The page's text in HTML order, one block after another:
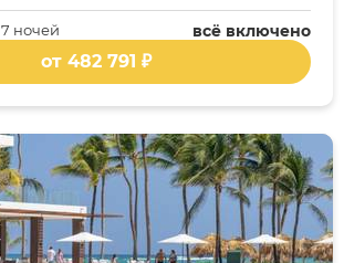
всё включено
7 ночей
от 482 791 ₽